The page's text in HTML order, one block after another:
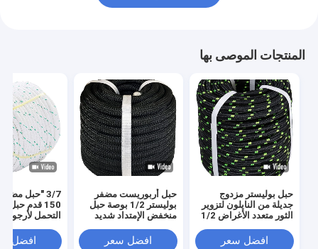
المنتجات الموصى بها
حبل بوليستر مزدوج
جديلة من النايلون لتزوير
الثور متعدد الأغراض 1/2
افضل سعر
حبل أربوريست مضفر
بوليستر 1/2 بوصة حبل
منخفض الإمتداد شديد
افضل سعر
3/7 "حبل
150 قدم حبل
التحمل لأرجوحة
افضل